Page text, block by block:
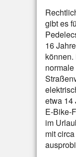
gibt es
16
etwa 14
E-Bike-
im
mit